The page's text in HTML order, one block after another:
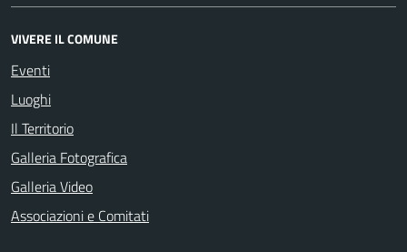
VIVERE IL COMUNE
Eventi
Luoghi
Il Territorio
Galleria Fotografica
Galleria Video
Associazioni e Comitati